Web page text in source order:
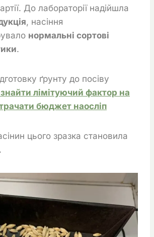
До лабораторії надійшла
, насіння
нормальні сортові
.
ґрунту до посіву
лімітуючий фактор на
бюджет наосліп
цього зразка становила
.